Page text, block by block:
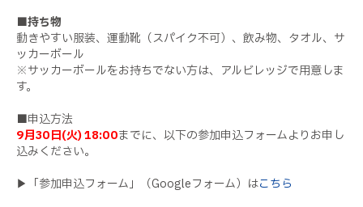
■持ち物
動きやすい服装、運動靴（スパイク不可）、飲み物、タオル、サ
ッカーボール
※サッカーボールをお持ちでない方は、アルビレッジで用意しま
す。
■申込方法
9月30日(火) 18:00までに、以下の参加申込フォームよりお申し
込みください。
▶「参加申込フォーム」（Googleフォーム）はこちら